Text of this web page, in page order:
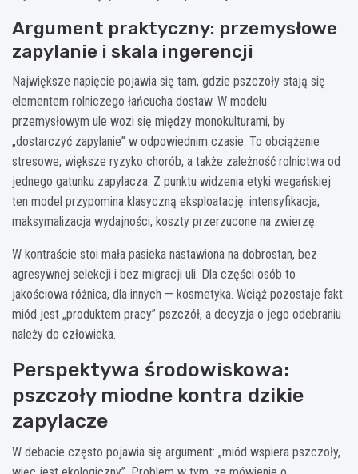
Argument praktyczny: przemysłowe
zapylanie i skala ingerencji
Największe napięcie pojawia się tam, gdzie pszczoły stają się
elementem rolniczego łańcucha dostaw. W modelu
przemysłowym ule wozi się między monokulturami, by
„dostarczyć zapylanie” w odpowiednim czasie. To obciążenie
stresowe, większe ryzyko chorób, a także zależność rolnictwa od
jednego gatunku zapylacza. Z punktu widzenia etyki wegańskiej
ten model przypomina klasyczną eksploatację: intensyfikacja,
maksymalizacja wydajności, koszty przerzucone na zwierzę.
W kontraście stoi mała pasieka nastawiona na dobrostan, bez
agresywnej selekcji i bez migracji uli. Dla części osób to
jakościowa różnica, dla innych — kosmetyka. Wciąż pozostaje fakt:
miód jest „produktem pracy” pszczół, a decyzja o jego odebraniu
należy do człowieka.
Perspektywa środowiskowa:
pszczoły miodne kontra dzikie
zapylacze
W debacie często pojawia się argument: „miód wspiera pszczoły,